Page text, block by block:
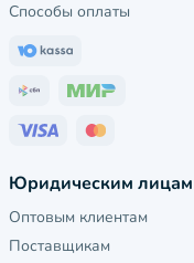
Способы оплаты
Юридическим лицам
Оптовым клиентам
Поставщикам